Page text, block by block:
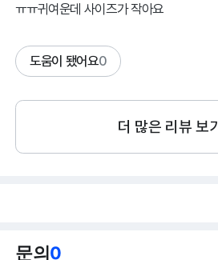
ㅠㅠ귀여운데 사이즈가 작아요
도움이 됐어요0
더 많은 리뷰 보기
문의0